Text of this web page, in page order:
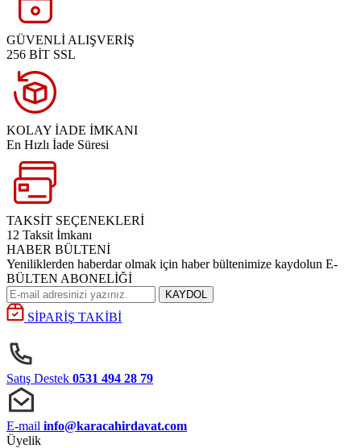
GÜVENLİ ALIŞVERİŞ
256 BİT SSL
KOLAY İADE İMKANI
En Hızlı İade Süresi
TAKSİT SEÇENEKLERİ
12 Taksit İmkanı
HABER BÜLTENİ
Yeniliklerden haberdar olmak için haber bültenimize kaydolun E-
BÜLTEN ABONELİĞİ
KAYDOL
SİPARİŞ TAKİBİ
Satış Destek 0531 494 28 79
E-mail info@karacahirdavat.com
Üyelik